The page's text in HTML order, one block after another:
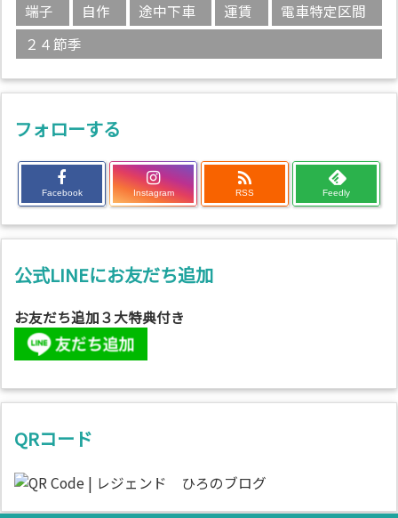
端子
自作 途中下車 運賃
電車特定区間
２４節季
フォローする
Facebook Instagram

RSS Feedly
公式LINEにお友だち追加
お友だち追加３大特典付き
QRコード